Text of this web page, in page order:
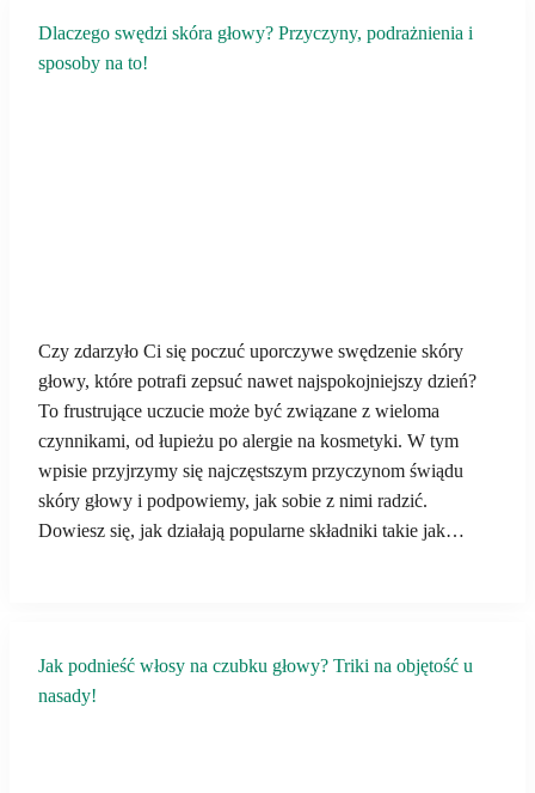
Dlaczego swędzi skóra głowy? Przyczyny, podrażnienia i
sposoby na to!
Czy zdarzyło Ci się poczuć uporczywe swędzenie skóry
głowy, które potrafi zepsuć nawet najspokojniejszy dzień?
To frustrujące uczucie może być związane z wieloma
czynnikami, od łupieżu po alergie na kosmetyki. W tym
wpisie przyjrzymy się najczęstszym przyczynom świądu
skóry głowy i podpowiemy, jak sobie z nimi radzić.
Dowiesz się, jak działają popularne składniki takie jak…
Jak podnieść włosy na czubku głowy? Triki na objętość u
nasady!